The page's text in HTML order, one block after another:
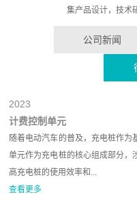
集产品设计，技术
公司新闻
2023
计费控制单元
随着电动汽车的普及，充电桩作为
单元作为充电桩的核心组成部分，
高充电桩的使用效率和...
查看更多